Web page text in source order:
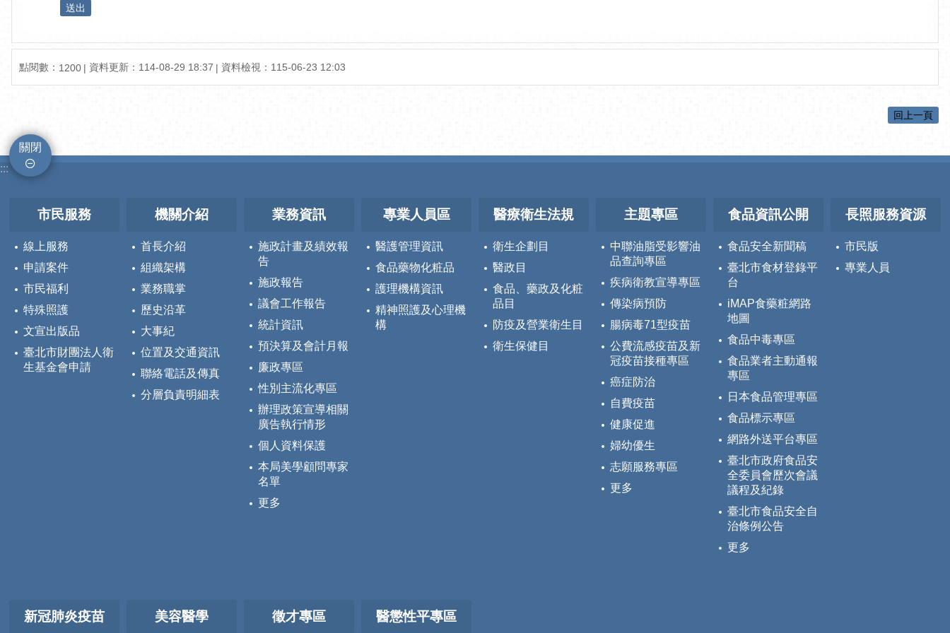
點閱數： 1200 資料更新： 114-08-29 18:37 資料檢視： 115-06-23 12:03
回上一頁
關閉
:::
市民服務
線上服務
申請案件
市民福利
特殊照護
文宣出版品
臺北市財團法人衛
生基金會申請
機關介紹
首長介紹
組織架構
業務職掌
歷史沿革
大事紀
位置及交通資訊
聯絡電話及傳真
分層負責明細表
業務資訊
施政計畫及績效報
告
施政報告
議會工作報告
統計資訊
預決算及會計月報
廉政專區
性別主流化專區
辦理政策宣導相關
廣告執行情形
個人資料保護
本局美學顧問專家
名單
更多
專業人員區
醫護管理資訊
食品藥物化粧品
護理機構資訊
精神照護及心理機
構
醫療衛生法規
衛生企劃目
醫政目
食品、藥政及化粧
品目
防疫及營業衛生目
衛生保健目
主題專區
中聯油脂受影響油
品查詢專區
疾病衛教宣導專區
傳染病預防
腸病毒71型疫苗
公費流感疫苗及新
冠疫苗接種專區
癌症防治
自費疫苗
健康促進
婦幼優生
志願服務專區
更多
食品資訊公開
食品安全新聞稿
臺北市食材登錄平
台
iMAP食藥粧網路
地圖
食品中毒專區
食品業者主動通報
專區
日本食品管理專區
食品標示專區
網路外送平台專區
臺北市政府食品安
全委員會歷次會議
議程及紀錄
臺北市食品安全自
治條例公告
更多
長照服務資源
市民版
專業人員
新冠肺炎疫苗 美容醫學 徵才專區 醫懲性平專區